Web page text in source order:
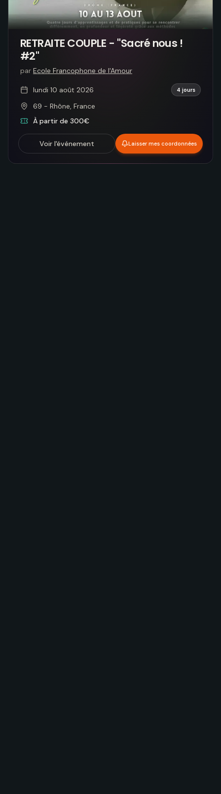
RETRAITE COUPLE - "Sacré nous !
#2"
par Ecole Francophone de l'Amour
lundi 10 août 2026 4 jours
69 - Rhône, France
À partir de 300€
Voir l'événement Laisser mes coordonnées